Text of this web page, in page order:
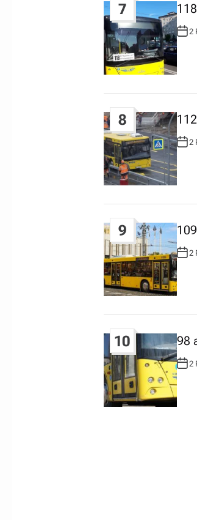
7
А
В
Т
Р
:
2
8
А
В
О
Р
:
2
9
А
В
Т
О
Р
:
2
10 98
А
В
Т
О
Р
:
2